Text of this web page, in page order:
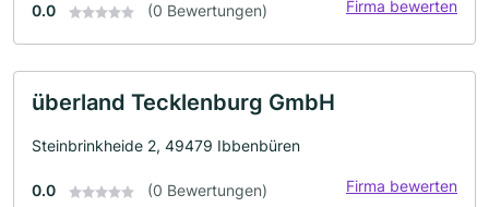
0.0 (0 Bewertungen) Firma bewerten
überland Tecklenburg GmbH
Steinbrinkheide 2, 49479 Ibbenbüren
0.0 (0 Bewertungen) Firma bewerten